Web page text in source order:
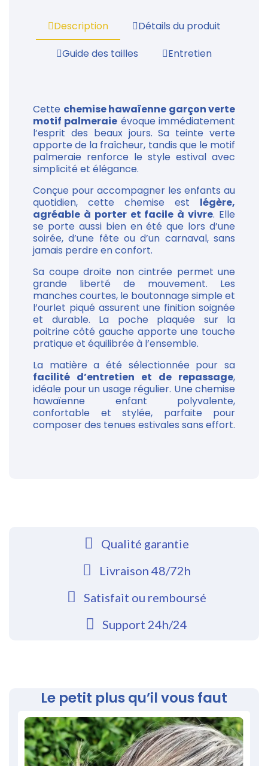
Description
Détails du produit
Guide des tailles
Entretien
Cette chemise hawaïenne garçon verte
motif palmeraie évoque immédiatement
l’esprit des beaux jours. Sa teinte verte
apporte de la fraîcheur, tandis que le motif
palmeraie renforce le style estival avec
simplicité et élégance.
Conçue pour accompagner les enfants au
quotidien, cette chemise est légère,
agréable à porter et facile à vivre. Elle
se porte aussi bien en été que lors d’une
soirée, d’une fête ou d’un carnaval, sans
jamais perdre en confort.
Sa coupe droite non cintrée permet une
grande liberté de mouvement. Les
manches courtes, le boutonnage simple et
l’ourlet piqué assurent une finition soignée
et durable. La poche plaquée sur la
poitrine côté gauche apporte une touche
pratique et équilibrée à l’ensemble.
La matière a été sélectionnée pour sa
facilité d’entretien et de repassage,
idéale pour un usage régulier. Une chemise
hawaïenne enfant polyvalente,
confortable et stylée, parfaite pour
composer des tenues estivales sans effort.
Qualité garantie
Livraison 48/72h
Satisfait ou remboursé
Support 24h/24
Le petit plus qu’il vous faut